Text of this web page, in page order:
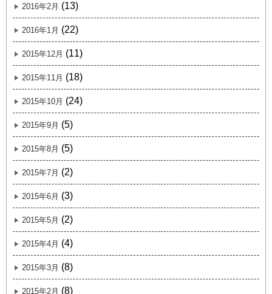
2016年2月 (13)
2016年1月 (22)
2015年12月 (11)
2015年11月 (18)
2015年10月 (24)
2015年9月 (5)
2015年8月 (5)
2015年7月 (2)
2015年6月 (3)
2015年5月 (2)
2015年4月 (4)
2015年3月 (8)
2015年2月 (8)